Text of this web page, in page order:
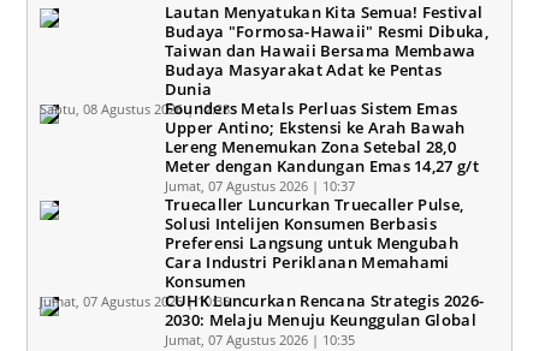
Lautan Menyatukan Kita Semua! Festival
Budaya "Formosa-Hawaii" Resmi Dibuka,
Taiwan dan Hawaii Bersama Membawa
Budaya Masyarakat Adat ke Pentas
Dunia
Sabtu, 08 Agustus 2026 | 12:28Founders Metals Perluas Sistem Emas
Upper Antino; Ekstensi ke Arah Bawah
Lereng Menemukan Zona Setebal 28,0
Meter dengan Kandungan Emas 14,27 g/t
Jumat, 07 Agustus 2026 | 10:37
Truecaller Luncurkan Truecaller Pulse,
Solusi Intelijen Konsumen Berbasis
Preferensi Langsung untuk Mengubah
Cara Industri Periklanan Memahami
Konsumen
Jumat, 07 Agustus 2026 | 10:35CUHK Luncurkan Rencana Strategis 2026-
2030: Melaju Menuju Keunggulan Global
Jumat, 07 Agustus 2026 | 10:35